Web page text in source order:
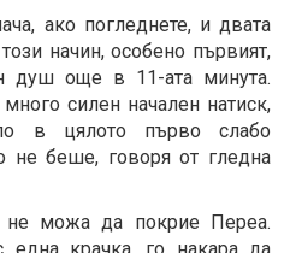
ако погледнете, и двата
начин, особено първият,
душ още в 11-ата минута.
силен начален натиск,
в цялото първо слабо
не беше, говоря от гледна
не можа да покрие Переа.